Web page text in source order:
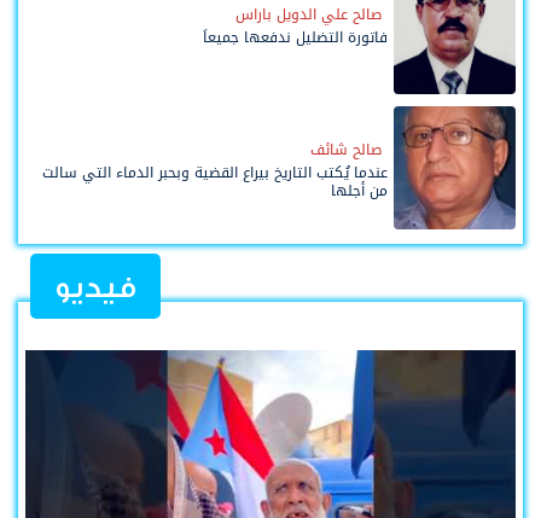
صالح علي الدويل باراس
فاتورة التضليل ندفعها جميعاً
صالح شائف
عندما يُكتب التاريخ بيراع القضية وبحبر الدماء التي سالت
من أجلها
فيديو